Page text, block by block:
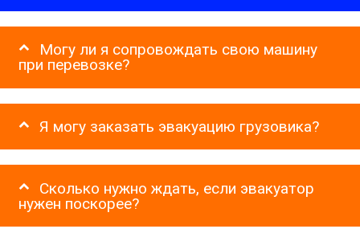
Могу ли я сопровождать свою машину
при перевозке?
Я могу заказать эвакуацию грузовика?
Сколько нужно ждать, если эвакуатор
нужен поскорее?